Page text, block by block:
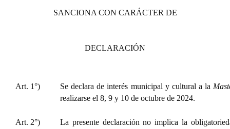
SANCIONA CON CARÁCTER DE
DECLARACIÓN
Art. 1°) Se declara de interés municipal y cultural a la
realizarse el 8, 9 y 10 de octubre de 2024.
Art. 2°)
La presente declaración no implica la